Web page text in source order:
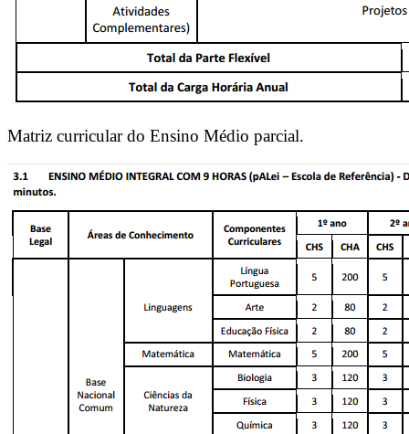
Matriz curricular do Ensino Médio parcial.